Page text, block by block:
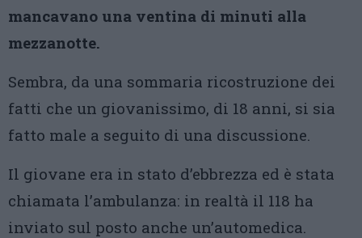
mancavano una ventina di minuti alla
mezzanotte.
Sembra, da una sommaria ricostruzione dei
fatti che un giovanissimo, di 18 anni, si sia
fatto male a seguito di una discussione.
Il giovane era in stato d’ebbrezza ed è stata
chiamata l’ambulanza: in realtà il 118 ha
inviato sul posto anche un’automedica.